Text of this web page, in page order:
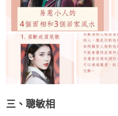
三、聰敏相